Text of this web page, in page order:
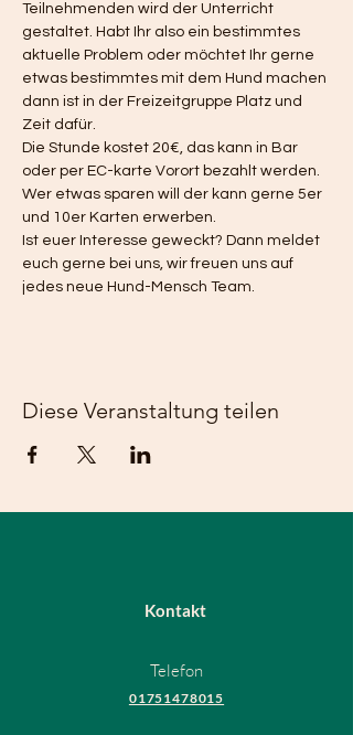
Teilnehmenden wird der Unterricht
gestaltet. Habt Ihr also ein bestimmtes
aktuelle Problem oder möchtet Ihr gerne
etwas bestimmtes mit dem Hund machen
dann ist in der Freizeitgruppe Platz und
Zeit dafür.
Die Stunde kostet 20€, das kann in Bar
oder per EC-karte Vorort bezahlt werden.
Wer etwas sparen will der kann gerne 5er
und 10er Karten erwerben.
Ist euer Interesse geweckt? Dann meldet
euch gerne bei uns, wir freuen uns auf
jedes neue Hund-Mensch Team.
Diese Veranstaltung teilen
Kontakt
Telefon
01751478015